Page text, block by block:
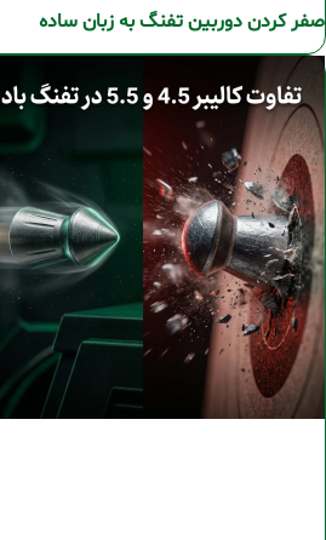
صفر کردن دوربین تفنگ به زبان ساده